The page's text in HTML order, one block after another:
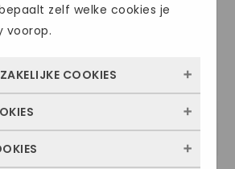
zelf welke cookies je
voorop.
COOKIES
zorgen ervoor dat de website
uitgezet. Meestal
zien we hoe vaak onze